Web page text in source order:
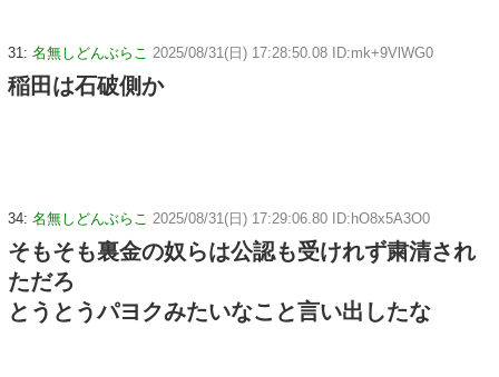
31: 名無しどんぶらこ 2025/08/31(日) 17:28:50.08 ID:mk+9VlWG0
稲田は石破側か
34: 名無しどんぶらこ 2025/08/31(日) 17:29:06.80 ID:hO8x5A3O0
そもそも裏金の奴らは公認も受けれず粛清され
ただろ
とうとうパヨクみたいなこと言い出したな